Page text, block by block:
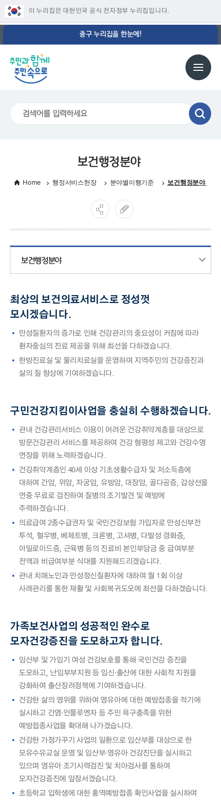
이 누리집은 대한민국 공식 전자정부 누리집입니다.
중구 누리집을 한눈에!
보건행정분야
Home 행정서비스헌장 분야별이행기준 보건행정분야
보건행정분야
최상의 보건의료서비스로 정성껏
모시겠습니다.
만성질환자의 증가로 인해 건강관리의 중요성이 커짐에 따라
환자중심의 진료 제공을 위해 최선을 다하겠습니다.
한방진료실 및 물리치료실을 운영하여 지역주민의 건강증진과
삶의 질 향상에 기여하겠습니다.
구민건강지킴이사업을 충실히 수행하겠습니다.
관내 건강관리서비스 이용이 어려운 건강취약계층을 대상으로
방문건강관리 서비스를 제공하여 건강 형평성 제고와 건강수명
연장을 위해 노력하겠습니다.
건강취약계층인 40세 이상 기초생활수급자 및 저소득층에
대하여 간암, 위암, 자궁암, 유방암, 대장암, 골다공증, 갑상선을
연중 무료로 검진하여 질병의 조기발견 및 예방에
주력하겠습니다.
의료급여 2종수급권자 및 국민건강보험 가입자로 만성신부전
투석, 혈우병, 베체트병, 크론병, 고셔병, 다발성 경화증,
아밀로이드증, 근육병 등의 진료비 본인부담금 중 급여부분
전액과 비급여부분 식대를 지원해드리겠습니다.
관내 치매노인과 만성정신질환자에 대하여 월 1회 이상
사례관리를 통한 재활 및 사회복귀도모에 최선을 다하겠습니다.
가족보건사업의 성공적인 완수로
모자건강증진을 도모하고자 합니다.
임산부 및 가임기 여성 건강보호를 통해 국민건강 증진을
도모하고, 난임부부지원 등 임신·출산에 대한 사회적 지원을
강화하여 출산장려정책에 기여하겠습니다.
건강한 삶의 영위를 위하여 영유아에 대한 예방접종을 적기에
실시하고 간염·인플루엔자 등 주민 욕구충족을 위한
예방접종사업을 확대해 나가겠습니다.
건강한 가정가꾸기 사업의 일환으로 임산부를 대상으로 한
모유수유교실 운영 및 임산부·영유아 건강진단을 실시하고
있으며 영유아 조기시력검진 및 치아검사를 통하여
모자건강증진에 앞장서겠습니다.
초등학교 입학생에 대한 홍역예방접종 확인사업을 실시하여